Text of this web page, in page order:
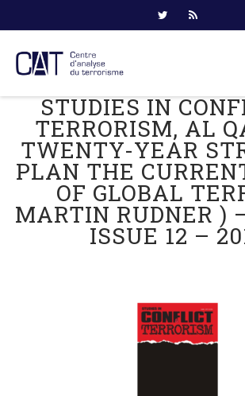
content
STUDIES IN
TERRORISM, AL
TWENTY-YEAR
PLAN THE
OF GLOBAL
MARTIN RUDNER )
ISSUE 12 –